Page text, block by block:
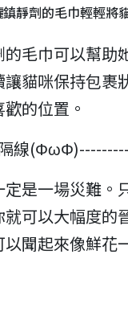
靜劑的毛巾輕輕將
毛巾可以幫助
貓咪保持包裹
的位置。
線
是一場災難。
可以大幅度的
聞起來像鮮花